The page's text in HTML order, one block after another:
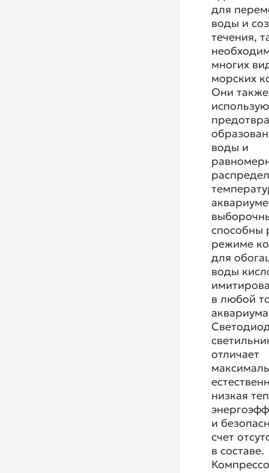
для
воды и
течения,
многих
морских
Они также
воды и
способны
режиме
для
воды
в любой
отличает
низкая
и
счет
в составе.